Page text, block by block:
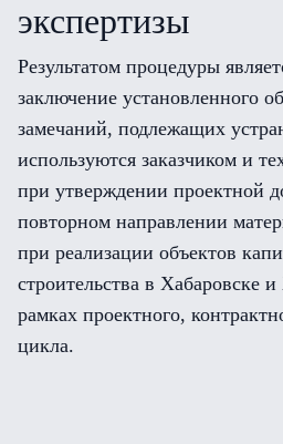
экспертизы
Результатом процедуры
заключение установленного
замечаний, подлежащих
используются заказчиком и
при утверждении проектной
повторном направлении
при реализации объектов
строительства в Хабаровске
рамках проектного,
цикла.